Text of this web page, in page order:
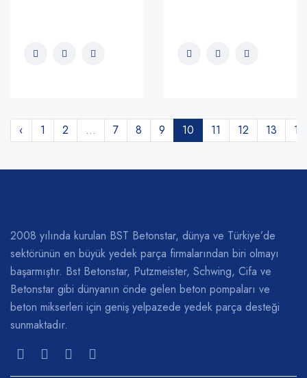
‹ 1 2 ... 7 8 9 10 11 12 13 14
2008 yılında kurulan BST Betonstar, dünya ve Türkiye’de
sektörünün en büyük yedek parça firmalarından biri olmayı
başarmıştır. Bst Betonstar, Putzmeister, Schwing, Cifa ve
Betonstar gibi dünyanın önde gelen beton pompaları ve
beton mikserleri için geniş yelpazede yedek parça desteği
sunmaktadır.